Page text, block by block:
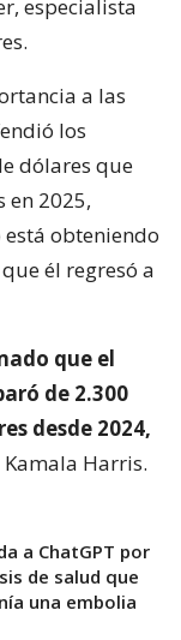
especialista
a las
los
dólares que
en 2025,
obteniendo
él regresó a
que el
de 2.300
desde 2024,
Harris.
a ChatGPT por
de salud que
una embolia